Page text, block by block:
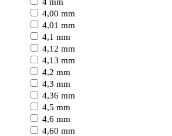
4,00 mm
4,01 mm
4,1 mm
4,12 mm
4,13 mm
4,2 mm
4,3 mm
4,36 mm
4,5 mm
4,6 mm
4,60 mm